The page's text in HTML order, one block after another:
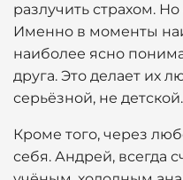
разлучить страхом.
Именно в моменты
наиболее ясно
друга. Это делает их
серьёзной, не детской.
Кроме того, через
себя. Андрей, всегда